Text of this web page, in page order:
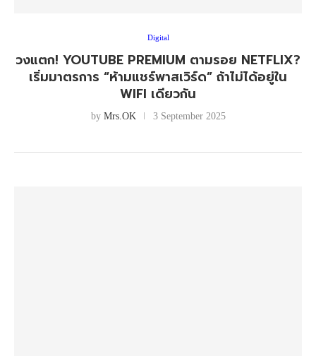
Digital
วงแตก! YOUTUBE PREMIUM ตามรอย NETFLIX?
เริ่มมาตรการ “ห้ามแชร์พาสเวิร์ด” ถ้าไม่ได้อยู่ใน
WIFI เดียวกัน
by Mrs.OK 3 September 2025